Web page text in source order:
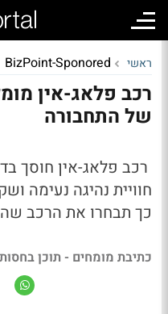
ראשי BizPoint-Sponored
רכב פלאג-אין
של התחבורה
רכב פלאג-אין חוסך
חוויית נהיגה נעימה
כך תבחרו את הרכב
כתיבת מומחים - תוכן בחסות